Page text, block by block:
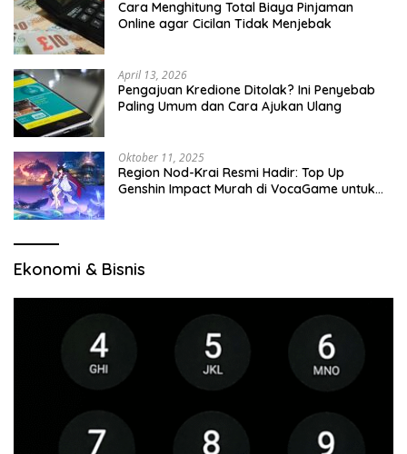
Cara Menghitung Total Biaya Pinjaman
Online agar Cicilan Tidak Menjebak
April 13, 2026
Pengajuan Kredione Ditolak? Ini Penyebab
Paling Umum dan Cara Ajukan Ulang
Oktober 11, 2025
Region Nod-Krai Resmi Hadir: Top Up
Genshin Impact Murah di VocaGame untuk
Ekonomi & Bisnis